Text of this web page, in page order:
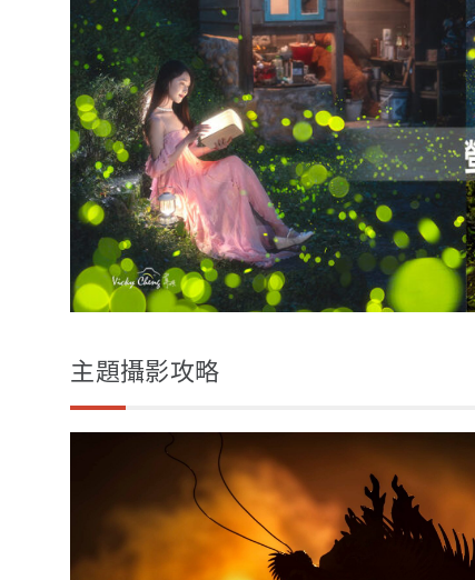
主題攝影攻略